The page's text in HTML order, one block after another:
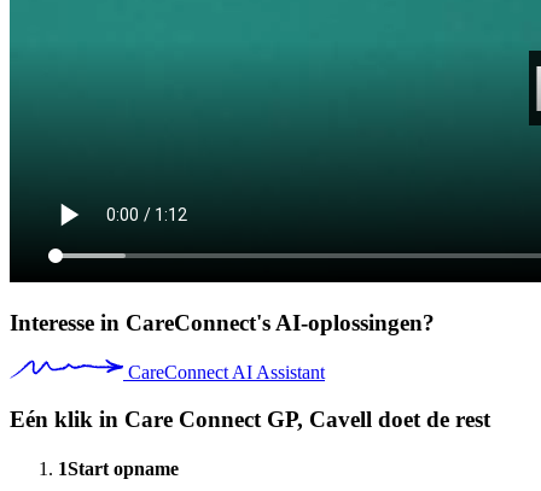
Interesse in CareConnect's AI-oplossingen?
CareConnect AI Assistant
Eén klik in Care Connect GP, Cavell doet de rest
1Start opname